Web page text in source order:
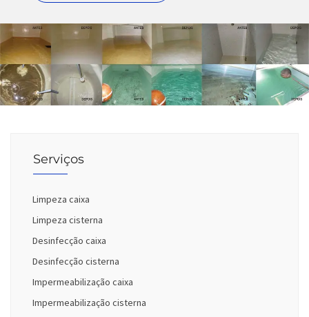
Serviços
Limpeza caixa
Limpeza cisterna
Desinfecção caixa
Desinfecção cisterna
Impermeabilização caixa
Impermeabilização cisterna